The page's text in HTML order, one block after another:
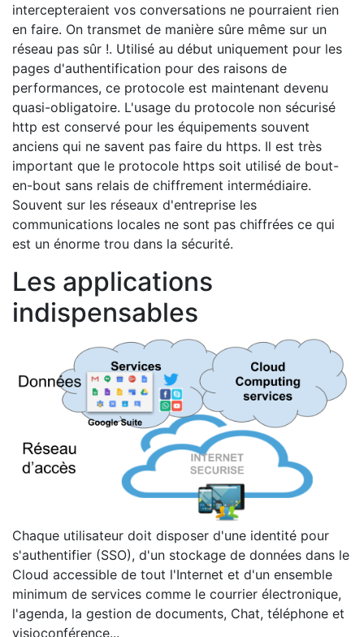
intercepteraient vos conversations ne pourraient rien
en faire. On transmet de manière sûre même sur un
réseau pas sûr !. Utilisé au début uniquement pour les
pages d'authentification pour des raisons de
performances, ce protocole est maintenant devenu
quasi-obligatoire. L'usage du protocole non sécurisé
http est conservé pour les équipements souvent
anciens qui ne savent pas faire du https. Il est très
important que le protocole https soit utilisé de bout-
en-bout sans relais de chiffrement intermédiaire.
Souvent sur les réseaux d'entreprise les
communications locales ne sont pas chiffrées ce qui
est un énorme trou dans la sécurité.
Les applications
indispensables
Chaque utilisateur doit disposer d'une identité pour
s'authentifier (SSO), d'un stockage de données dans le
Cloud accessible de tout l'Internet et d'un ensemble
minimum de services comme le courrier électronique,
l'agenda, la gestion de documents, Chat, téléphone et
visioconférence...